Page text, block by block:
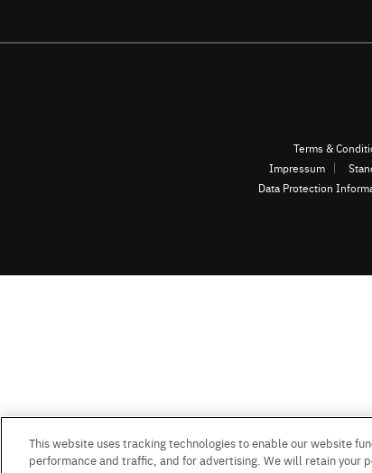
Terms &
Impressum
Data Protection
This website uses tracking technologies to enable our website
performance and traffic, and for advertising. We will retain your